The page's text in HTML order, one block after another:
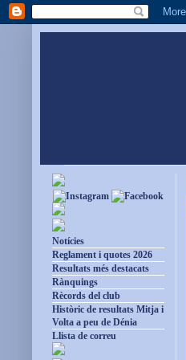
Notícies
Reglament i quotes 2026
Resultats més destacats
Rànquings
Rècords del club
Històric de resultats Mitja i
Volta a peu de Dénia
Llista de correu